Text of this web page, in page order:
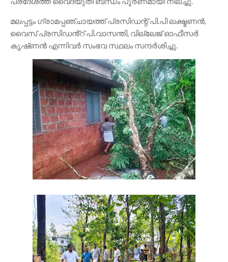
മലപ്പട്ടം ഗ്രാമപ്പഞ്ചായത്ത് പ്രസിഡന്റ് പി.പി ലക്ഷ്മണൻ,
വൈസ് പ്രസിഡൻ്റ് പി.വാസന്തി, വില്ലേജ് ഓഫീസർ
കൃഷ്‌ണൻ എന്നിവർ സംഭവ സ്ഥലം സന്ദർശിച്ചു.